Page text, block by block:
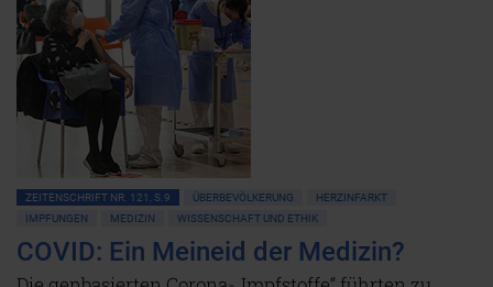
ZEITENSCHRIFT NR. 121, S.9 ÜBERBEVÖLKERUNG
HERZINFARKT
IMPFUNGEN
MEDIZIN WISSENSCHAFT UND ETHIK
COVID: Ein Meineid der Medizin?